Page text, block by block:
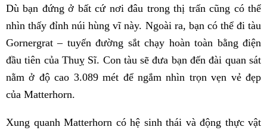
Dù bạn đứng ở bất cứ nơi đâu trong thị trấn cũng có thể
nhìn thấy đỉnh núi hùng vĩ này. Ngoài ra, bạn có thể đi tàu
Gornergrat – tuyến đường sắt chạy hoàn toàn bằng điện
đầu tiên của Thuỵ Sĩ. Con tàu sẽ đưa bạn đến đài quan sát
nằm ở độ cao 3.089 mét để ngắm nhìn trọn vẹn vẻ đẹp
của Matterhorn.
Xung quanh Matterhorn có hệ sinh thái và động thực vật